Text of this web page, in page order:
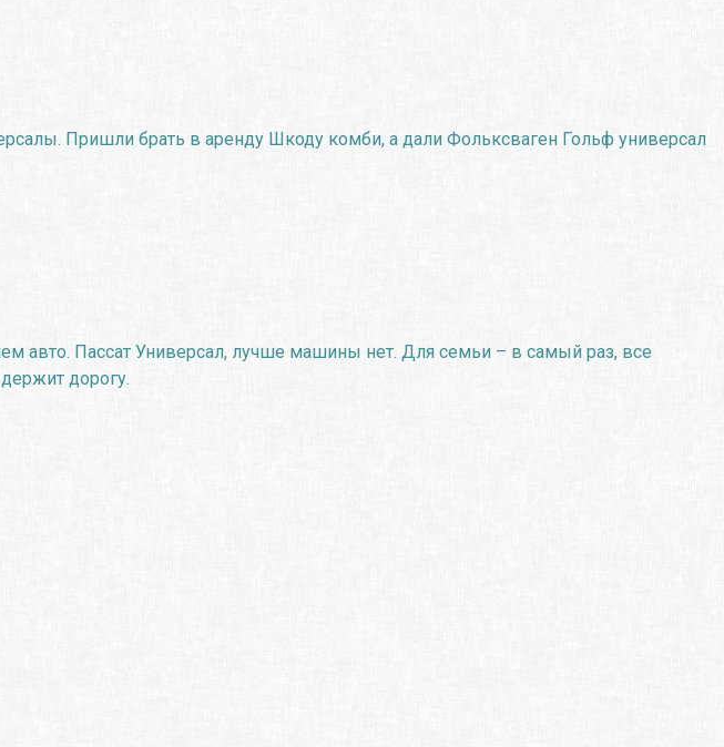
Пришли брать в аренду Шкоду комби, а дали Фольксваген Гольф универсал
авто. Пассат Универсал, лучше машины нет. Для семьи – в самый раз, все
дорогу.